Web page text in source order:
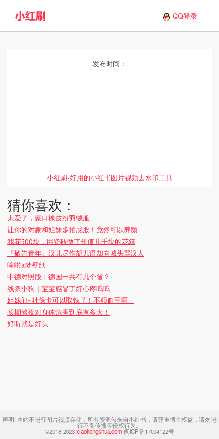
QQ登录
发布时间：
小红刷-好用的小红书图片视频去水印工具
猜你喜欢：
太爱了，蒙口橡皮粉羽绒服
让你的对象和姐妹多拍屁股！竟然可以养颜
我花500块，用瓷砖做了价值几千块的花箱
『敬告青年』汉儿尽作胡儿语却向城头骂汉人
哆啦a梦壁纸
中德对照版：德国一共有几个省？
线条小狗｜宝宝感冒了好心疼呜呜
姐妹们~社保卡可以取钱了！不领血亏啊！
长期熬夜对身体危害到底有多大！
好听就是好头
声明:本站不进行图片视频存储，所有资源匀来自小红书，请尊重博主权益，请勿进
行不良传播等侵权行为。
©2018-2023xiaohongshua.com 闽ICP备17004122号